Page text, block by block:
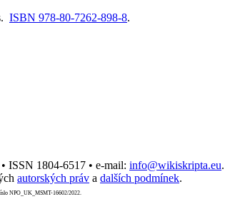
ISBN 978-80-7262-898-8.
ISSN 1804-6517 • e-mail: info@wikiskripta.eu.
autorských práv a dalších podmínek.
NPO_UK_MSMT-16602/2022.